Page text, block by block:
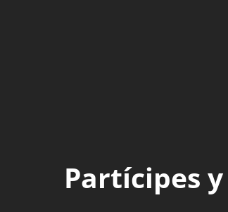
Partícipes